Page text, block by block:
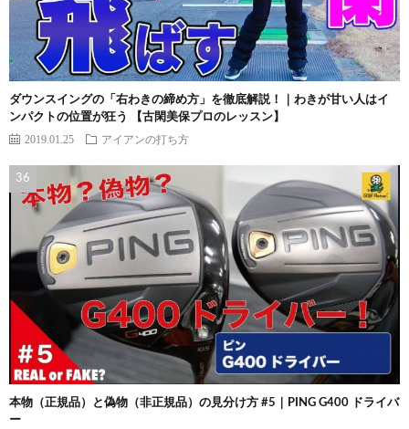
ダウンスイングの「右わきの締め方」を徹底解説！｜わきが甘い人はイ
ンパクトの位置が狂う 【古閑美保プロのレッスン】
2019.01.25 アイアンの打ち方
本物（正規品）と偽物（非正規品）の見分け方 #5｜PING G400 ドライバ
ー